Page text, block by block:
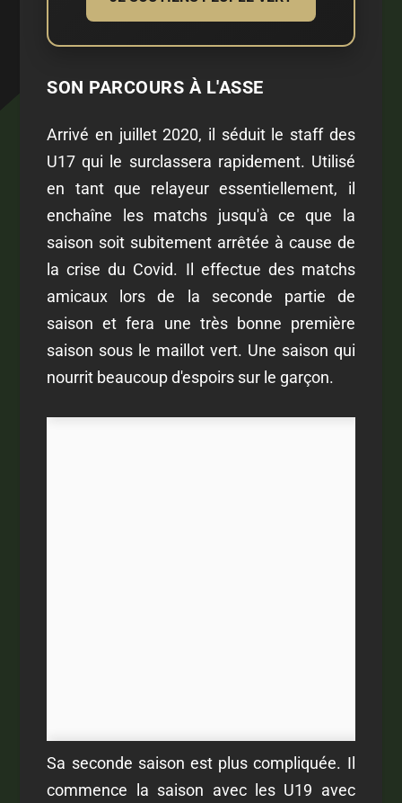
SON PARCOURS À L'ASSE
Arrivé en juillet 2020, il séduit le staff des
U17 qui le surclassera rapidement. Utilisé
en tant que relayeur essentiellement, il
enchaîne les matchs jusqu'à ce que la
saison soit subitement arrêtée à cause de
la crise du Covid. Il effectue des matchs
amicaux lors de la seconde partie de
saison et fera une très bonne première
saison sous le maillot vert. Une saison qui
nourrit beaucoup d'espoirs sur le garçon.
Sa seconde saison est plus compliquée. Il
commence la saison avec les U19 avec